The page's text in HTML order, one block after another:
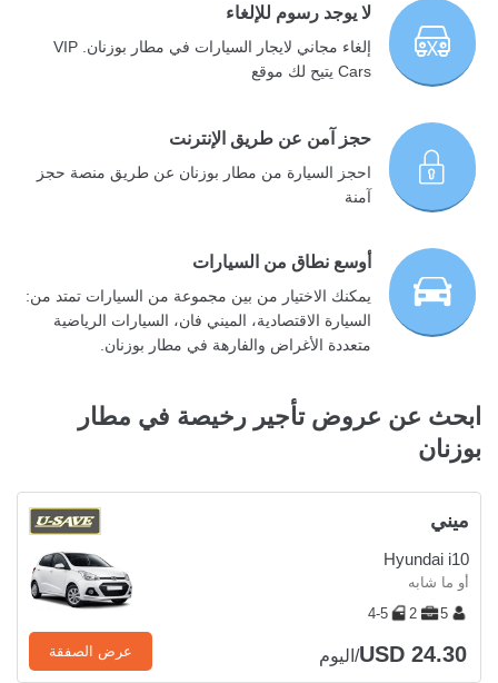
لا يوجد رسوم للإلغاء
إلغاء مجاني لايجار السيارات في مطار بوزنان. VIP
Cars يتيح لك موقع
حجز آمن عن طريق الإنترنت
احجز السيارة من مطار بوزنان عن طريق منصة حجز
آمنة
أوسع نطاق من السيارات
يمكنك الاختيار من بين مجموعة من السيارات تمتد من:
السيارة الاقتصادية، الميني فان، السيارات الرياضية
متعددة الأغراض والفارهة في مطار بوزنان.
ابحث عن عروض تأجير رخيصة في مطار
بوزنان
ميني
Hyundai i10
أو ما شابه
5
2
4-5
USD 24.30/اليوم عرض الصفقة